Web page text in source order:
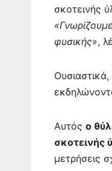
σκοτεινής
φυσικής»,
Αυτός ο
σκοτεινής
μετρήσεις